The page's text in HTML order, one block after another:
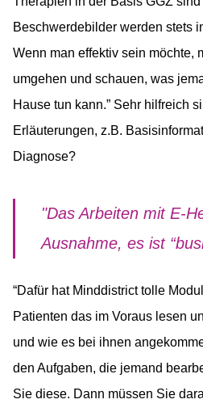
Beschwerdebilder werden stets
Wenn man effektiv sein möchte,
umgehen und schauen, was
Hause tun kann.” Sehr hilfreich
Erläuterungen, z.B.
Diagnose?
"Das Arbeiten mit E-
Ausnahme, es ist
“Dafür hat Minddistrict tolle
Patienten das im Voraus lesen
und wie es bei ihnen
den Aufgaben, die jemand
Sie diese. Dann müssen Sie